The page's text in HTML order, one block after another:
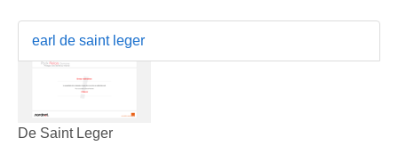
earl de saint leger
De Saint Leger